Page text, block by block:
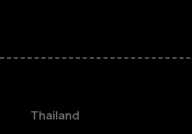
ร์ทโฟน
อร์โฟน
Thailand